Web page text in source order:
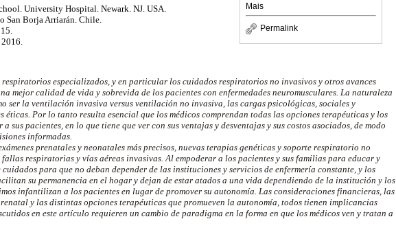
Mais
Permalink
University Hospital. Newark. NJ. USA.
Borja Arriarán. Chile.
especializados, y en particular los cuidados respiratorios no invasivos y otros avances
mejor calidad de vida y sobrevida de los pacientes con enfermedades neuromusculares. La naturaleza
ser la ventilación invasiva versus ventilación no invasiva, las cargas psicológicas, sociales y
Por lo tanto resulta esencial que los médicos comprendan todas las opciones terapéuticas y los
sus pacientes, en lo que tiene que ver con sus ventajas y desventajas y sus costos asociados, de modo
informadas.
prenatales y neonatales más precisos, nuevas terapias genéticas y soporte respiratorio no
respiratorias y vías aéreas invasivas. Al empoderar a los pacientes y sus familias para educar y
para que no deban depender de las instituciones y servicios de enfermería constante, y los
su permanencia en el hogar y dejan de estar atados a una vida dependiendo de la institución y los
infantilizan a los pacientes en lugar de promover su autonomía. Las consideraciones financieras, las
y las distintas opciones terapéuticas que promueven la autonomía, todos tienen implicancias
en este artículo requieren un cambio de paradigma en la forma en que los médicos ven y tratan a